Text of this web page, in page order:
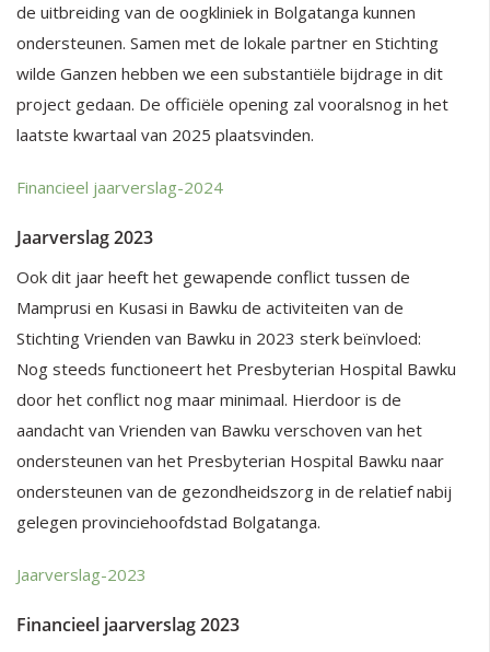
de uitbreiding van de oogkliniek in Bolgatanga kunnen
ondersteunen. Samen met de lokale partner en Stichting
wilde Ganzen hebben we een substantiële bijdrage in dit
project gedaan. De officiële opening zal vooralsnog in het
laatste kwartaal van 2025 plaatsvinden.
Financieel jaarverslag-2024
Jaarverslag 2023
Ook dit jaar heeft het gewapende conflict tussen de
Mamprusi en Kusasi in Bawku de activiteiten van de
Stichting Vrienden van Bawku in 2023 sterk beïnvloed:
Nog steeds functioneert het Presbyterian Hospital Bawku
door het conflict nog maar minimaal. Hierdoor is de
aandacht van Vrienden van Bawku verschoven van het
ondersteunen van het Presbyterian Hospital Bawku naar
ondersteunen van de gezondheidszorg in de relatief nabij
gelegen provinciehoofdstad Bolgatanga.
Jaarverslag-2023
Financieel jaarverslag 2023